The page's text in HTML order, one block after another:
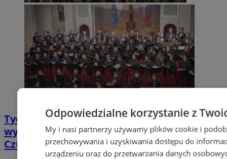
Tychy: Koncert chóralny "Messa di Gloria" –
wyjątkowe wydarzenie muzyczne w
Czułowie
Odpowiedzialne korzystanie z
My i nasi partnerzy używamy plików cookie i
przechowywania i uzyskiwania dostępu do
urządzeniu oraz do przetwarzania danych